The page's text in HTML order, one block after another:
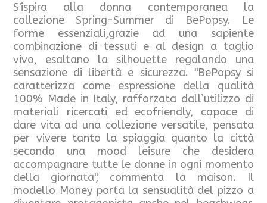
S'ispira alla donna contemporanea la
collezione Spring-Summer di BePopsy. Le
forme essenziali,grazie ad una sapiente
combinazione di tessuti e al design a taglio
vivo, esaltano la silhouette regalando una
sensazione di libertà e sicurezza. "BePopsy si
caratterizza come espressione della qualità
100% Made in Italy, rafforzata dall’utilizzo di
materiali ricercati ed ecofriendly, capace di
dare vita ad una collezione versatile, pensata
per vivere tanto la spiaggia quanto la città
secondo una mood leisure che desidera
accompagnare tutte le donne in ogni momento
della giornata", commenta la maison. Il
modello Money porta la sensualità del pizzo a